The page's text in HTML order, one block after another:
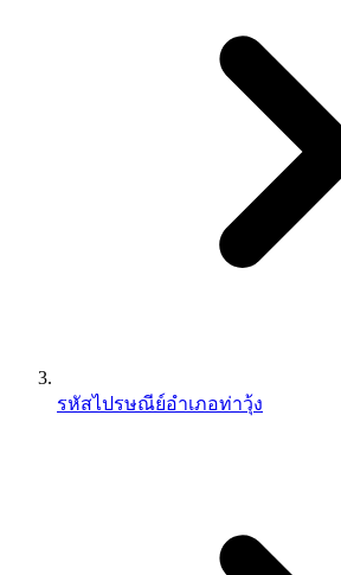
รหัสไปรษณีย์อำเภอท่าวุ้ง